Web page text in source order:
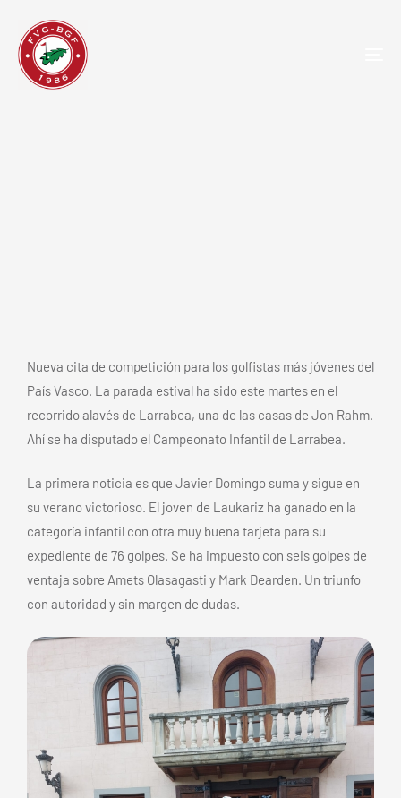
Nueva cita de competición para los golfistas más jóvenes del
País Vasco. La parada estival ha sido este martes en el
recorrido alavés de Larrabea, una de las casas de Jon Rahm.
Ahí se ha disputado el Campeonato Infantil de Larrabea.
La primera noticia es que Javier Domingo suma y sigue en
su verano victorioso. El joven de Laukariz ha ganado en la
categoría infantil con otra muy buena tarjeta para su
expediente de 76 golpes. Se ha impuesto con seis golpes de
ventaja sobre Amets Olasagasti y Mark Dearden. Un triunfo
con autoridad y sin margen de dudas.